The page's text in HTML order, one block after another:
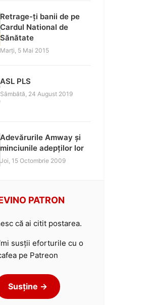
Retrage-ți banii de pe
Cardul National de
Sănătate
Marți, 5 Mai 2015
ASL PLS
Sâmbătă, 24 August 2019
Adevărurile Amway și
minciunile adepților lor
Joi, 15 Octombrie 2009
PATRON
că ai citit postarea.
susții eforturile cu o
pe Patreon
Susține →